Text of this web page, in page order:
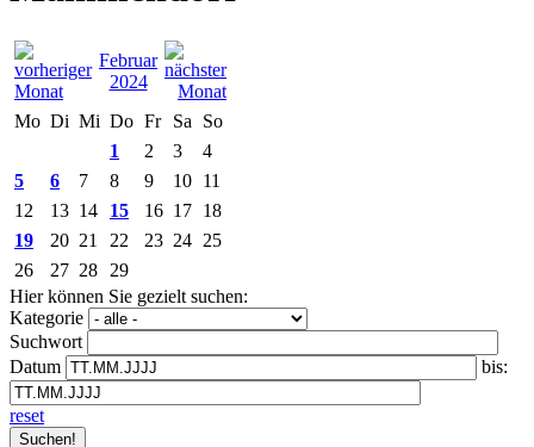
Februar
2024
Mo Di Mi Do Fr Sa
So
1
2 3
4
5
6 7 8 9 10 11
12
13 14 15 16 17 18
19
20 21 22 23 24 25
26
27 28
29
Hier können Sie gezielt suchen:
Kategorie
Suchwort
Datum
bis:
reset